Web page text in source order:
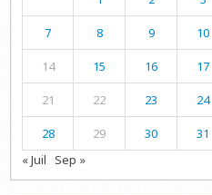
7 8 9 10
14 15 16 17
21 22 23 24
28 29 30
31
« Juil Sep »